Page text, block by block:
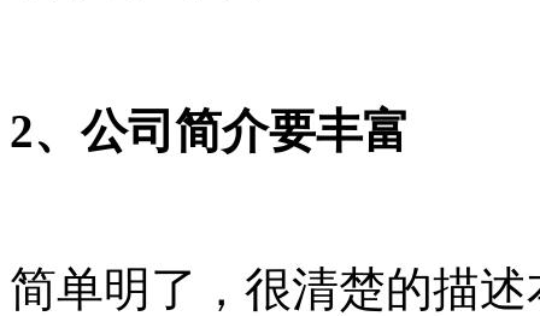
2、公司简介要丰富
简单明了，很清楚的描